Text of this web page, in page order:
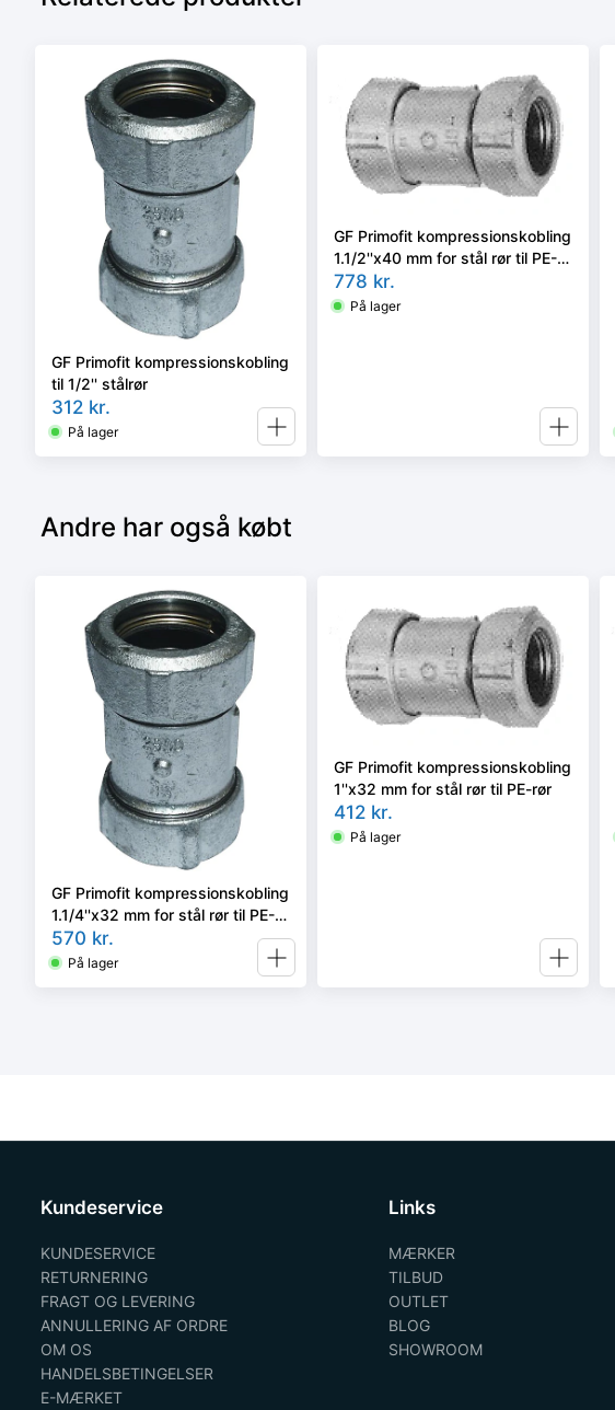
GF Primofit kompressionskobling
til 1/2'' stålrør
312 kr.
På lager
GF Primofit kompressionskobling
1.1/2''x40 mm for stål rør til PE-
rør
778 kr.
På lager
Andre har også købt
GF Primofit kompressionskobling
1.1/4''x32 mm for stål rør til PE-
rør
570 kr.
På lager
GF Primofit kompressionskobling
1''x32 mm for stål rør til PE-rør
412 kr.
På lager
Kundeservice
KUNDESERVICE
RETURNERING
FRAGT OG LEVERING
ANNULLERING AF ORDRE
OM OS
HANDELSBETINGELSER
E-MÆRKET
Links
MÆRKER
TILBUD
OUTLET
BLOG
SHOWROOM